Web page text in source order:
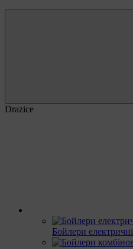
Drazice
Бойлери електричні